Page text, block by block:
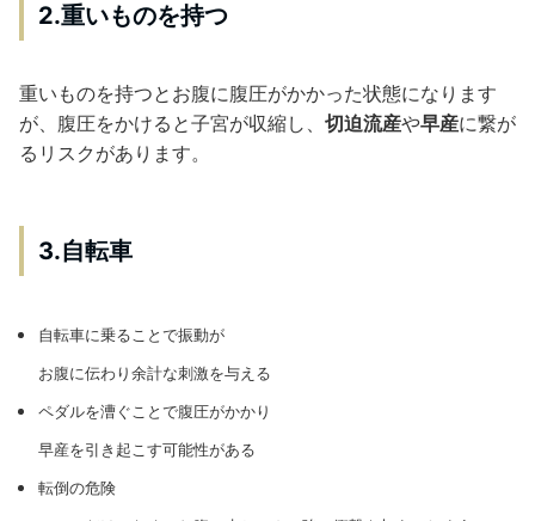
2.重いものを持つ
重いものを持つとお腹に腹圧がかかった状態になります
が、腹圧をかけると子宮が収縮し、 切迫流産や早産に繋が
るリスクがあります。
3.自転車
自転車に乗ることで振動が
お腹に伝わり余計な刺激を与える
ペダルを漕ぐことで腹圧がかかり
早産を引き起こす可能性がある
転倒の危険